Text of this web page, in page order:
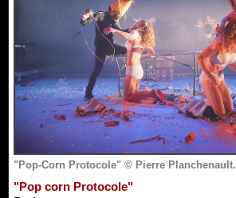
"Pop-Corn Protocole" © Pierre Planchenault.
"Pop corn Protocole"